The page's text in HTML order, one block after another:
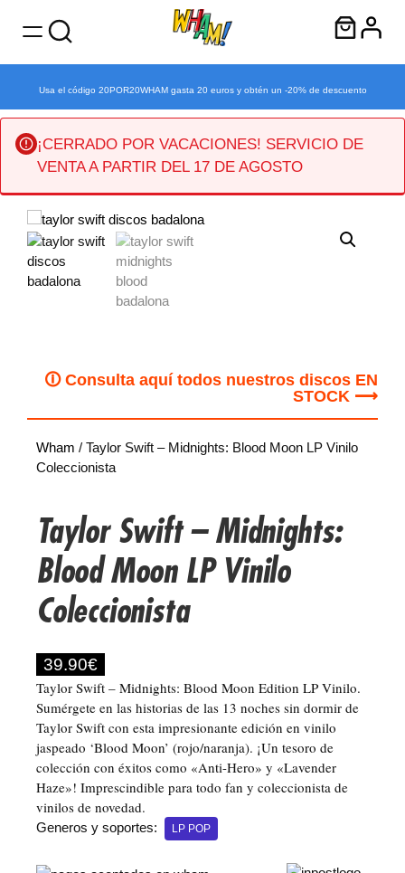
¡CERRADO POR VACACIONES! SERVICIO DE
VENTA A PARTIR DEL 17 DE AGOSTO
contenido
Usa el código 20POR20WHAM gasta 20 euros y obtén un -20% de descuento
🛈 Consulta aquí todos nuestros discos EN
STOCK ⟶
Wham / Taylor Swift – Midnights: Blood Moon LP Vinilo
Coleccionista
Taylor Swift – Midnights:
Blood Moon LP Vinilo
Coleccionista
39.90€
Taylor Swift – Midnights: Blood Moon Edition LP Vinilo.
Sumérgete en las historias de las 13 noches sin dormir de
Taylor Swift con esta impresionante edición en vinilo
jaspeado ‘Blood Moon’ (rojo/naranja). ¡Un tesoro de
colección con éxitos como «Anti-Hero» y «Lavender
Haze»! Imprescindible para todo fan y coleccionista de
vinilos de novedad.
Generos y soportes: LP POP